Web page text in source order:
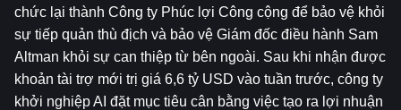
chức lại thành Công ty Phúc lợi Công cộng để bảo vệ khỏi
sự tiếp quản thù địch và bảo vệ Giám đốc điều hành Sam
Altman khỏi sự can thiệp từ bên ngoài. Sau khi nhận được
khoản tài trợ mới trị giá 6,6 tỷ USD vào tuần trước, công ty
khởi nghiệp AI đặt mục tiêu cân bằng việc tạo ra lợi nhuận